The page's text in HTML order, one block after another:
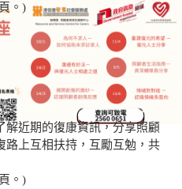
。)
解近期的復康資訊，分享照顧
路上互相扶持，互勵互勉，共
。)